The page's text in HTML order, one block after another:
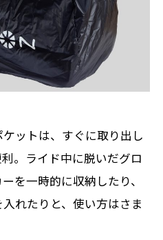
ットは、すぐに取り出し
。ライド中に脱いだグロ
を一時的に収納したり、
れたりと、使い方はさま